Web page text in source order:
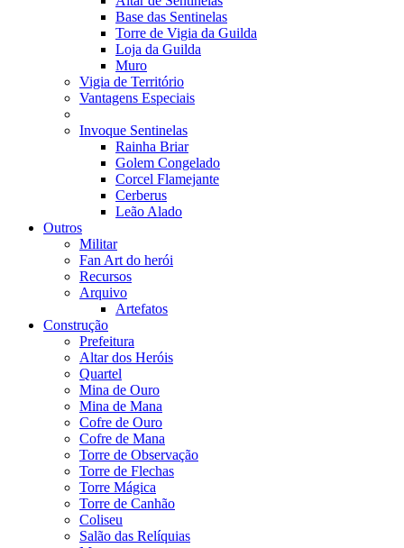
Base das Sentinelas
Torre de Vigia da Guilda
Loja da Guilda
Muro
Vigia de Território
Vantagens Especiais
Invoque Sentinelas
Rainha Briar
Golem Congelado
Corcel Flamejante
Cerberus
Leão Alado
Outros
Militar
Fan Art do herói
Recursos
Arquivo
Artefatos
Construção
Prefeitura
Altar dos Heróis
Quartel
Mina de Ouro
Mina de Mana
Cofre de Ouro
Cofre de Mana
Torre de Observação
Torre de Flechas
Torre Mágica
Torre de Canhão
Coliseu
Salão das Relíquias